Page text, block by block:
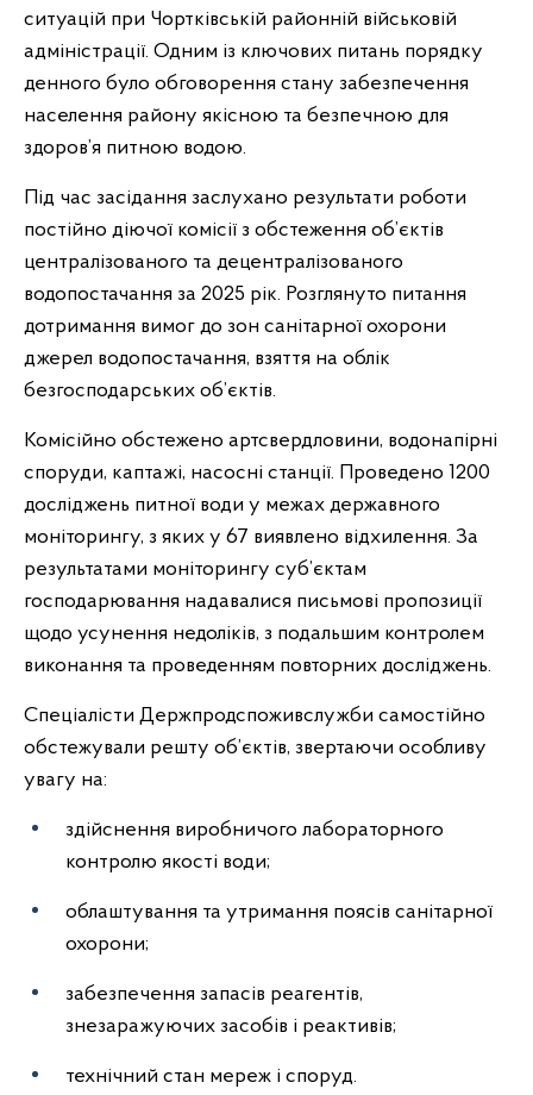
ситуацій при Чортківській районній військовій
адміністрації. Одним із ключових питань порядку
денного було обговорення стану забезпечення
населення району якісною та безпечною для
здоров’я питною водою.
Під час засідання заслухано результати роботи
постійно діючої комісії з обстеження об’єктів
централізованого та децентралізованого
водопостачання за 2025 рік. Розглянуто питання
дотримання вимог до зон санітарної охорони
джерел водопостачання, взяття на облік
безгосподарських об’єктів.
Комісійно обстежено артсвердловини, водонапірні
споруди, каптажі, насосні станції. Проведено 1200
досліджень питної води у межах державного
моніторингу, з яких у 67 виявлено відхилення. За
результатами моніторингу суб’єктам
господарювання надавалися письмові пропозиції
щодо усунення недоліків, з подальшим контролем
виконання та проведенням повторних досліджень.
Спеціалісти Держпродспоживслужби самостійно
обстежували решту об’єктів, звертаючи особливу
увагу на:
здійснення виробничого лабораторного
контролю якості води;
облаштування та утримання поясів санітарної
охорони;
забезпечення запасів реагентів,
знезаражуючих засобів і реактивів;
технічний стан мереж і споруд.